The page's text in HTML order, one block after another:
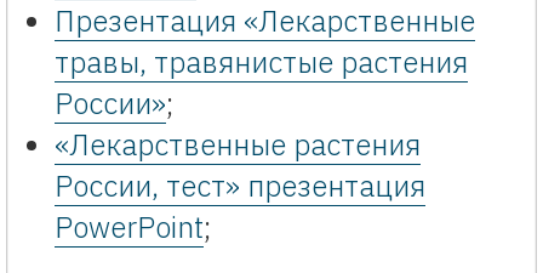
Презентация «Лекарственные
травы, травянистые растения
России»;
«Лекарственные растения
России, тест» презентация
PowerPoint;